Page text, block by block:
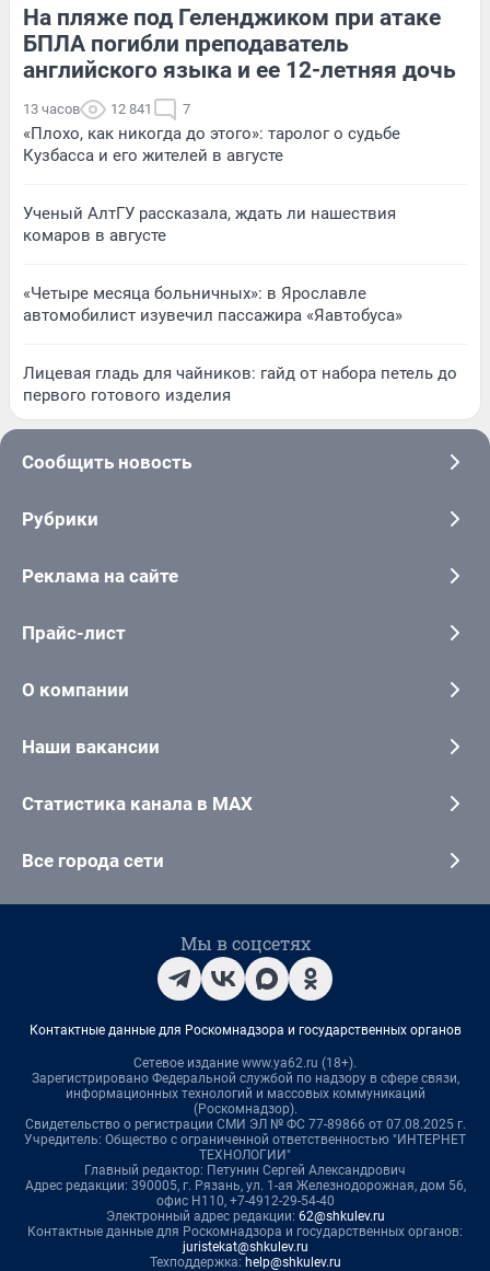
На пляже под Геленджиком при атаке
БПЛА погибли преподаватель
английского языка и ее 12-летняя дочь
13 часов 12 841 7
«Плохо, как никогда до этого»: таролог о судьбе
Кузбасса и его жителей в августе
Ученый АлтГУ рассказала, ждать ли нашествия
комаров в августе
«Четыре месяца больничных»: в Ярославле
автомобилист изувечил пассажира «Яавтобуса»
Лицевая гладь для чайников: гайд от набора петель до
первого готового изделия
Сообщить новость
Рубрики
Реклама на сайте
Прайс-лист
О компании
Наши вакансии
Статистика канала в MAX
Все города сети
Мы в соцсетях
Контактные данные для Роскомнадзора и государственных органов
Сетевое издание www.ya62.ru (18+).
Зарегистрировано Федеральной службой по надзору в сфере связи,
информационных технологий и массовых коммуникаций
(Роскомнадзор).
Свидетельство о регистрации СМИ ЭЛ № ФС 77-89866 от 07.08.2025 г.
Учредитель: Общество с ограниченной ответственностью "ИНТЕРНЕТ
ТЕХНОЛОГИИ"
Главный редактор: Петунин Сергей Александрович
Адрес редакции: 390005, г. Рязань, ул. 1-ая Железнодорожная, дом 56,
офис Н110, +7-4912-29-54-40
Электронный адрес редакции: 62@shkulev.ru
Контактные данные для Роскомнадзора и государственных органов:
juristekat@shkulev.ru
Техподдержка: help@shkulev.ru